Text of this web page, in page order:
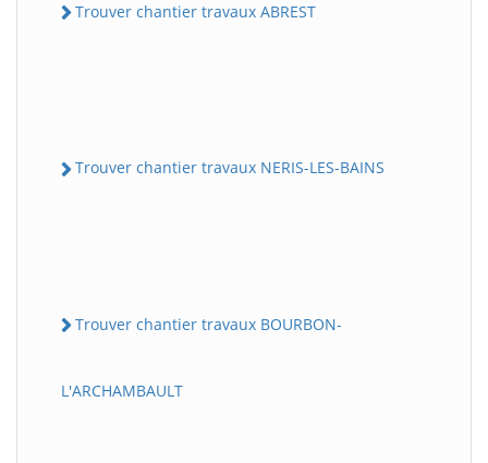
Trouver chantier travaux ABREST
Trouver chantier travaux NERIS-LES-BAINS
Trouver chantier travaux BOURBON-
L'ARCHAMBAULT